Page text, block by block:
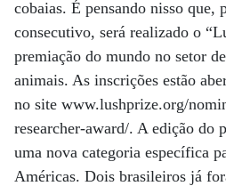
cobaias. É pensando nisso que,
consecutivo, será realizado o
premiação do mundo no setor
animais. As inscrições estão
no site www.lushprize.org/
researcher-award/. A edição do
uma nova categoria específica
Américas. Dois brasileiros já